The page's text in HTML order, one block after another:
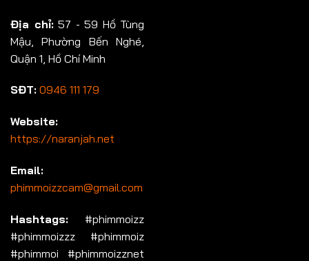
Địa chỉ:57 - 59 Hồ Tùng
Mậu, Phường Bến Nghé,
Quận 1, Hồ Chí Minh
SĐT: 0946 111 179
Website:
https://naranjah.net
Email:
phimmoizzcam@gmail.com
Hashtags: #phimmoizz
#phimmoizzz #phimmoiz
#phimmoi #phimmoizznet